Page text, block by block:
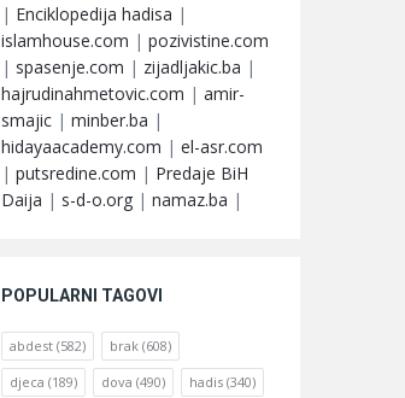
| Enciklopedija hadisa |
islamhouse.com | pozivistine.com
| spasenje.com | zijadljakic.ba |
hajrudinahmetovic.com | amir-
smajic | minber.ba |
hidayaacademy.com | el-asr.com
| putsredine.com | Predaje BiH
Daija | s-d-o.org | namaz.ba |
POPULARNI TAGOVI
abdest (582) brak (608)
djeca (189) dova (490) hadis (340)